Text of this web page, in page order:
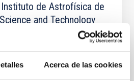
Acerca de las cookies
de Astrofísica de
and Technology
(STFC) y la Nederlandese